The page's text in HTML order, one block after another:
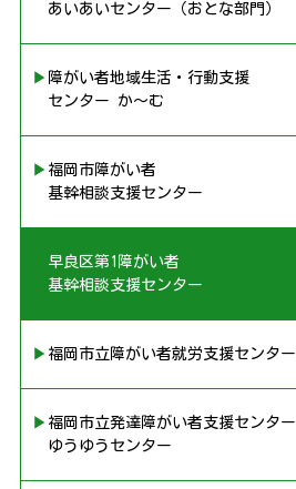
あいあいセンター（おとな部門）
▶︎障がい者地域生活・行動支援
センター か〜む
▶︎福岡市障がい者
基幹相談支援センター
▶︎早良区第1障がい者
基幹相談支援センター
▶︎福岡市立障がい者就労支援センター
▶︎福岡市立発達障がい者支援センター
ゆうゆうセンター